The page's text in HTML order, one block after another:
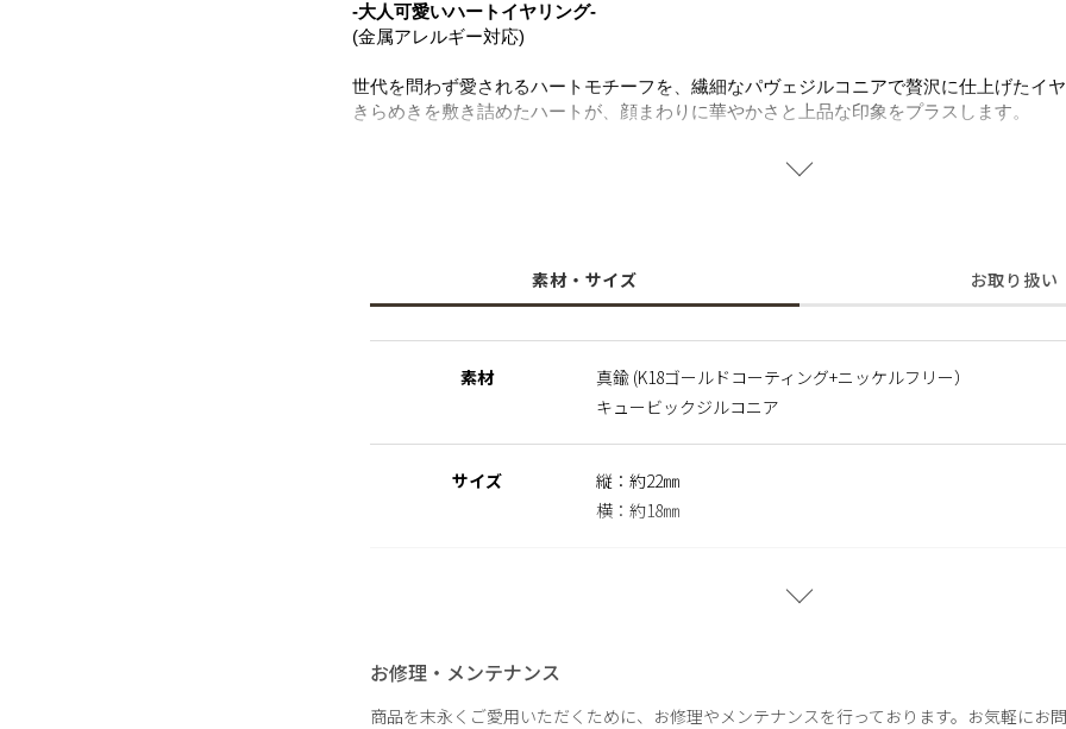
-大人可愛いハートイヤリング-
(金属アレルギー対応)
世代を問わず愛されるハートモチーフを、繊細なパヴェジルコニアで贅沢に仕上げたイヤ
きらめきを敷き詰めたハートが、顔まわりに華やかさと上品な印象をプラスします。
コーディネートに映える絶妙なサイズ感で、主役としてはもちろん、イヤーアイテムと
ニッケルフリー素材を使用しており、肌にやさしく金属アレルギーの方にも安心してご着
※ニッケルフリー
れた素材を指します。
素材・サイズ お取り扱い
素材
真鍮 (K18ゴールドコーティング+ニッケルフリー）
キュービックジルコニア
サイズ
縦：約22㎜
横：約18㎜
お修理・メンテナンス
商品を末永くご愛用いただくために、お修理やメンテナンスを行っております。お気軽にお